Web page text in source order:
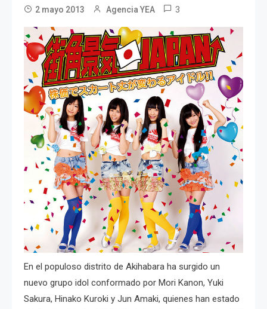
2 mayo 2013 Agencia YEA 3
En el populoso distrito de Akihabara ha surgido un
nuevo grupo idol conformado por Mori Kanon, Yuki
Sakura, Hinako Kuroki y Jun Amaki, quienes han estado